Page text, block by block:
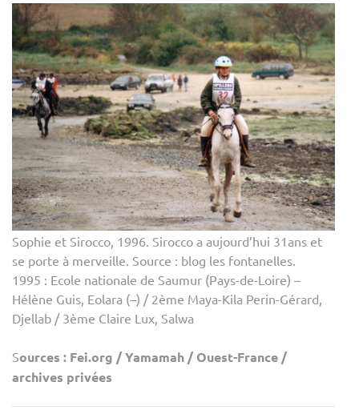
Sophie et Sirocco, 1996. Sirocco a aujourd’hui 31ans et
se porte à merveille. Source : blog les fontanelles.
1995 : Ecole nationale de Saumur (Pays-de-Loire) –
Hélène Guis, Eolara (–) / 2ème Maya-Kila Perin-Gérard,
Djellab / 3ème Claire Lux, Salwa
Sources : Fei.org / Yamamah / Ouest-France /
archives privées